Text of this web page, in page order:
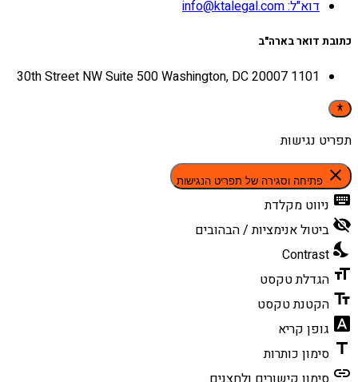
דוא"ל: info@ktalegal.com
כתובת דואר בארה"ב
1101 30th Street NW Suite 500 Washington, DC 20007
תפריט נגישות
close פתיחה וסגירה של תפריט הנגישות
keyboard ניווט מקלדת
visibility_off ביטול אנימציות / הבהובים
nights_stay
Contrast
format_size הגדלת טקסט
text_fields הקטנת טקסט
font_download גופן קריא
title סימון כותרות
link